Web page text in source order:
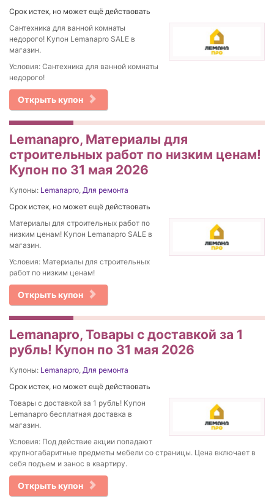
Срок истек, но может ещё действовать
Сантехника для ванной комнаты
недорого! Купон Lemanapro SALE в
магазин.
Условия: Сантехника для ванной комнаты
недорого!
Открыть купон
Lemanapro, Материалы для
строительных работ по низким ценам!
Купон по 31 мая 2026
Купоны: Lemanapro, Для ремонта
Срок истек, но может ещё действовать
Материалы для строительных работ по
низким ценам! Купон Lemanapro SALE в
магазин.
Условия: Материалы для строительных
работ по низким ценам!
Открыть купон
Lemanapro, Товары с доставкой за 1
рубль! Купон по 31 мая 2026
Купоны: Lemanapro, Для ремонта
Срок истек, но может ещё действовать
Товары с доставкой за 1 рубль! Купон
Lemanapro бесплатная доставка в
магазин.
Условия: Под действие акции попадают
крупногабаритные предметы мебели со страницы. Цена включает в
себя подъем и занос в квартиру.
Открыть купон